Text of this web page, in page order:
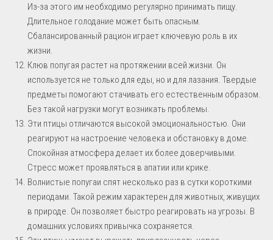
Из-за этого им необходимо регулярно принимать пищу.
Длительное голодание может быть опасным.
Сбалансированный рацион играет ключевую роль в их
жизни.
Клюв попугая растет на протяжении всей жизни. Он
используется не только для еды, но и для лазания. Твердые
предметы помогают стачивать его естественным образом.
Без такой нагрузки могут возникать проблемы.
Эти птицы отличаются высокой эмоциональностью. Они
реагируют на настроение человека и обстановку в доме.
Спокойная атмосфера делает их более доверчивыми.
Стресс может проявляться в апатии или крике.
Волнистые попугаи спят несколько раз в сутки короткими
периодами. Такой режим характерен для животных, живущих
в природе. Он позволяет быстро реагировать на угрозы. В
домашних условиях привычка сохраняется.